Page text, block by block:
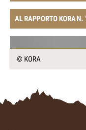
AL RAPPORTO KORA N.
© KORA